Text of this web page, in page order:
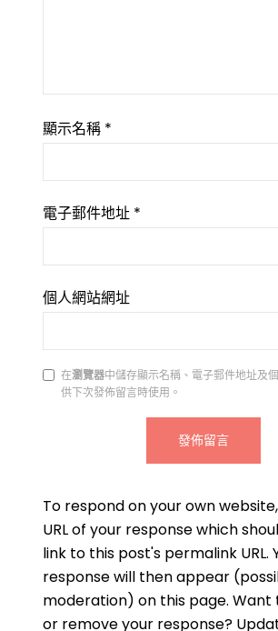
顯示名稱 *
電子郵件地址 *
個人網站網址
在瀏覽器中儲存顯示名稱、電子郵件地址及
供下次發佈留言時使用。
To respond on your own
URL of your response which
link to this post's permalink URL.
response will then appear
moderation) on this page.
or remove your response?